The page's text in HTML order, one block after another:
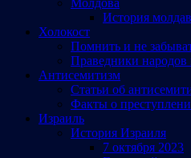
История
Холокост
Помнить и не
Праведники народов
Антисемитизм
Статьи об
Факты о
Израиль
История Израиля
7 октября 2023